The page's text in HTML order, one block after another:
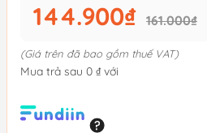
144.900₫ 161.000₫
(Giá trên đã bao gồm thuế VAT)
Mua trả sau 0 ₫ với